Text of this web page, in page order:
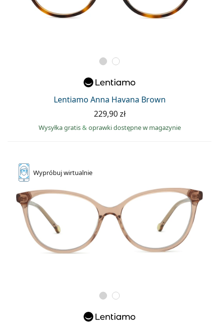
Lentiamo Anna Havana Brown
229,90 zł
Wysyłka gratis& oprawki dostępne w magazynie
Wypróbujwirtualnie